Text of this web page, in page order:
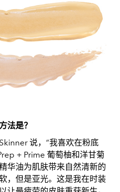
法是？
说，“我喜欢在粉底
+ Prime 葡萄柚和洋甘菊
华油为肌肤带来自然清新的
，但是亚光。这是我在时装